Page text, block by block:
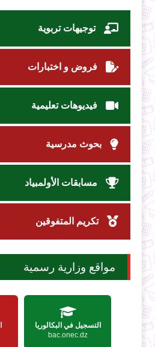
توجيهات تربوية
فروض و اختبارات
فيديوهات تعليمية
بحوث مدرسية
مسابقات الأولمبياد
تكريم المتفوقين
مواقع وزارية رسمية
التسجيل في البكالوريا
bac.onec.dz